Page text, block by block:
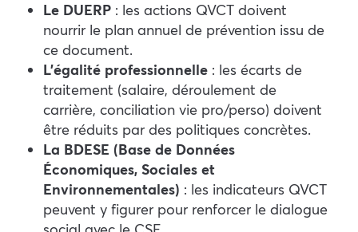
Le DUERP : les actions QVCT doivent
nourrir le plan annuel de prévention issu de
ce document.
L’égalité professionnelle : les écarts de
traitement (salaire, déroulement de
carrière, conciliation vie pro/perso) doivent
être réduits par des politiques concrètes.
La BDESE (Base de Données
Économiques, Sociales et
Environnementales) : les indicateurs QVCT
peuvent y figurer pour renforcer le dialogue